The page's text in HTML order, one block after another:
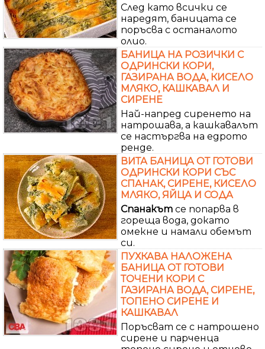
След като всички се
наредят, баницата се
поръсва с останалото
олио.
БАНИЦА НА РОЗИЧКИ С
ОДРИНСКИ КОРИ,
ГАЗИРАНА ВОДА, КИСЕЛО
МЛЯКО, КАШКАВАЛ И
СИРЕНЕ
Най-напред сиренето на
натрошава, а кашкавалът
се настъргва на едрото
ренде.
ВИТА БАНИЦА ОТ ГОТОВИ
ОДРИНСКИ КОРИ СЪС
СПАНАК, СИРЕНЕ, КИСЕЛО
МЛЯКО, ЯЙЦА И СОДА
Спанакът се попарва в
гореща вода, докато
омекне и намали обемът
си.
ПУХКАВА НАЛОЖЕНА
БАНИЦА ОТ ГОТОВИ
ТОЧЕНИ КОРИ С
ГАЗИРАНА ВОДА, СИРЕНЕ,
ТОПЕНО СИРЕНЕ И
КАШКАВАЛ
Поръсват се с натрошено
сирене и парченца